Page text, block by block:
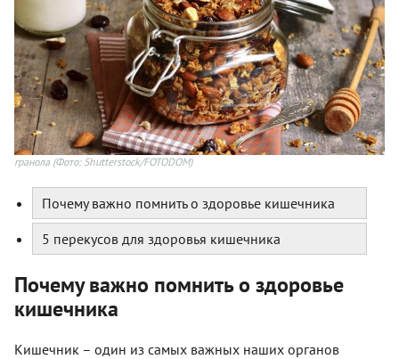
гранола (Фото: Shutterstock/FOTODOM)
Почему важно помнить о здоровье кишечника
5 перекусов для здоровья кишечника
Почему важно помнить о здоровье
кишечника
Кишечник – один из самых важных наших органов